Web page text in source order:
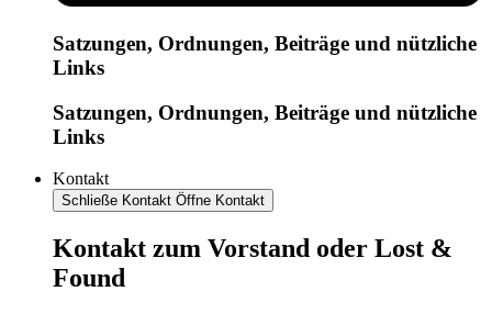
Satzungen, Ordnungen, Beiträge und nützliche
Links
Satzungen, Ordnungen, Beiträge und nützliche
Links
Kontakt
Schließe Kontakt Öffne Kontakt
Kontakt zum Vorstand oder Lost &
Found